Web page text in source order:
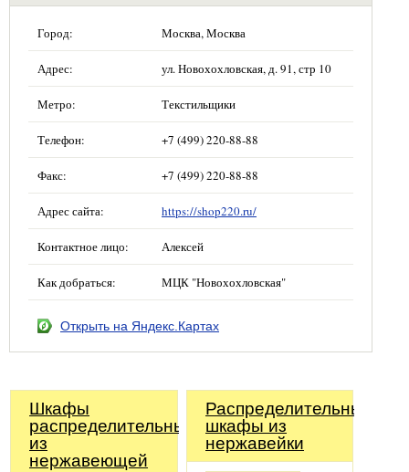
Город: Москва, Москва
Адрес: ул. Новохохловская, д. 91, стр 10
Метро: Текстильщики
Телефон: +7 (499) 220-88-88
Факс: +7 (499) 220-88-88
Адрес сайта: https://shop220.ru/
Контактное лицо: Алексей
Как добраться: МЦК "Новохохловская"
Открыть на Яндекс.Картах
Шкафы
распределительные
из
нержавеющей
Распределительные
шкафы из
нержавейки